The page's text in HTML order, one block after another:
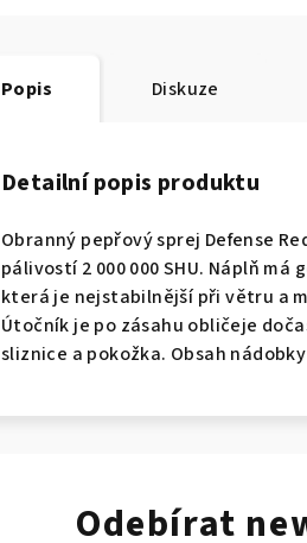
Popis Diskuze
Detailní popis produktu
Obranný pepřový sprej Defense
pálivostí 2 000 000 SHU. Náplň
která je nejstabilnější při větru a
Útočník je po zásahu obličeje
sliznice a pokožka. Obsah
Odebírat